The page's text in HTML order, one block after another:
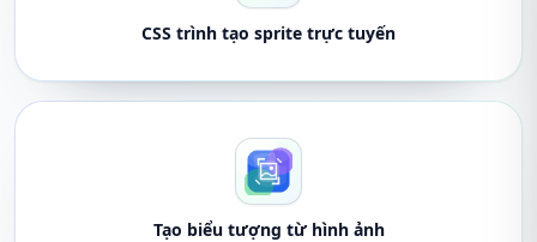
CSS trình tạo sprite trực tuyến
Tạo biểu tượng từ hình ảnh